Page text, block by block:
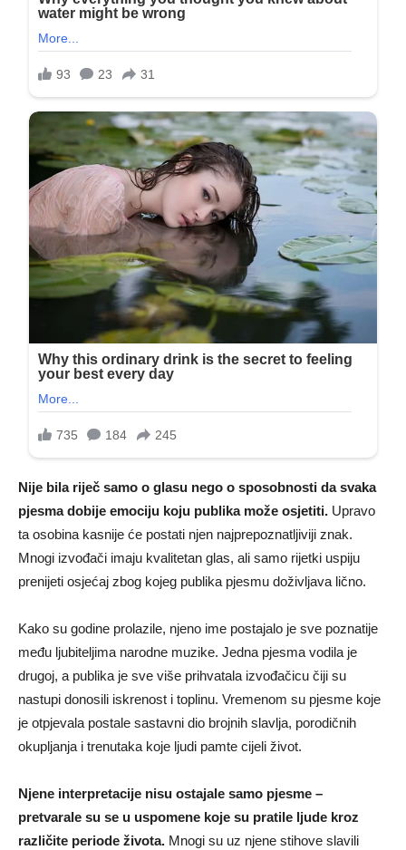
Nije bila riječ samo o glasu nego o sposobnosti da svaka
pjesma dobije emociju koju publika može osjetiti. Upravo
ta osobina kasnije će postati njen najprepoznatljiviji znak.
Mnogi izvođači imaju kvalitetan glas, ali samo rijetki uspiju
prenijeti osjećaj zbog kojeg publika pjesmu doživljava lično.
Kako su godine prolazile, njeno ime postajalo je sve poznatije
među ljubiteljima narodne muzike. Jedna pjesma vodila je
drugoj, a publika je sve više prihvatala izvođačicu čiji su
nastupi donosili iskrenost i toplinu. Vremenom su pjesme koje
je otpjevala postale sastavni dio brojnih slavlja, porodičnih
okupljanja i trenutaka koje ljudi pamte cijeli život.
Njene interpretacije nisu ostajale samo pjesme –
pretvarale su se u uspomene koje su pratile ljude kroz
različite periode života. Mnogi su uz njene stihove slavili